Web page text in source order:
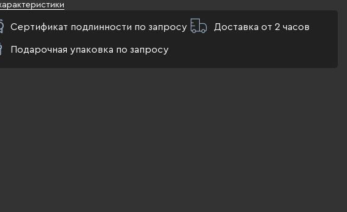
Сертификат подлинности по запросу Доставка от 2 часов
Подарочная упаковка по запросу